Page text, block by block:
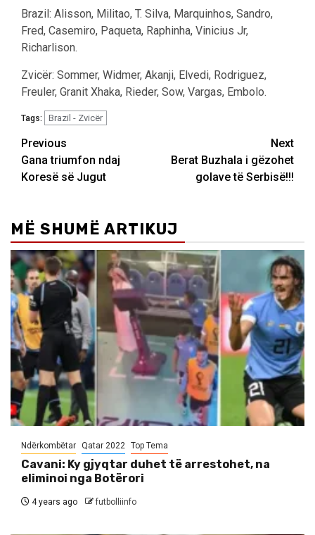
Brazil: Alisson, Militao, T. Silva, Marquinhos, Sandro,
Fred, Casemiro, Paqueta, Raphinha, Vinicius Jr,
Richarlison.
Zvicër: Sommer, Widmer, Akanji, Elvedi, Rodriguez,
Freuler, Granit Xhaka, Rieder, Sow, Vargas, Embolo.
Tags: Brazil - Zvicër
Post
navigation
Previous
Gana triumfon ndaj
Koresë së Jugut
Next
Berat Buzhala i gëzohet
golave të Serbisë!!!
MË SHUMË ARTIKUJ
Ndërkombëtar Qatar 2022 Top Tema
Cavani: Ky gjyqtar duhet të arrestohet, na
eliminoi nga Botërori
4 years ago futbolliinfo